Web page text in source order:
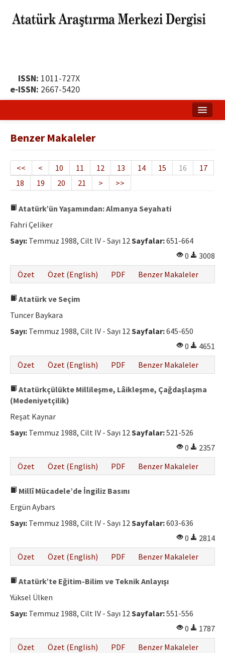
ISSN: 1011-727X
e-ISSN: 2667-5420
Yayın Politikası
Dergi Kurulları
Yayın İlkeleri
Etik İlkeler
Yazar Rehberi
Hakem Rehberi
Benzer Makaleler
<< < 10 11 12 13 14 15 16
17
18
19 20 21 > >>
Atatürk’ün Yaşamından: Almanya Seyahati
Fahri Çeliker
Sayı: Temmuz 1988, Cilt IV - Sayı 12Sayfalar:651-664
0
3008
Özet
Özet (English) PDF Benzer Makaleler
Atatürk ve Seçim
Tuncer Baykara
Sayı: Temmuz 1988, Cilt IV - Sayı 12Sayfalar:645-650
0
4651
Özet
Özet (English) PDF Benzer Makaleler
Atatürkçülükte Millileşme, Lâikleşme, Çağdaşlaşma
(Medeniyetçilik)
Reşat Kaynar
Sayı: Temmuz 1988, Cilt IV - Sayı 12Sayfalar:521-526
0
2357
Özet
Özet (English) PDF Benzer Makaleler
Millî Mücadele’de İngiliz Basını
Ergün Aybars
Sayı: Temmuz 1988, Cilt IV - Sayı 12Sayfalar:603-636
0
2814
Özet
Özet (English) PDF Benzer Makaleler
Atatürk’te Eğitim-Bilim ve Teknik Anlayışı
Yüksel Ülken
Sayı: Temmuz 1988, Cilt IV - Sayı 12Sayfalar:551-556
0
1787
Özet
Özet (English) PDF Benzer Makaleler